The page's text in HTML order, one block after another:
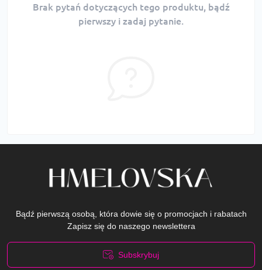
Brak pytań dotyczących tego produktu, bądź
pierwszy i zadaj pytanie.
Bądź pierwszą osobą, która dowie się o promocjach i rabatach
Zapisz się do naszego newslettera
Subskrybuj